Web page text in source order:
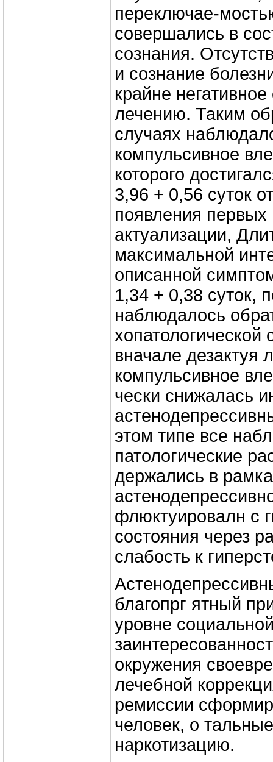
переключае-
совершались в
сознания.
и сознание
крайне
лечению. Таким
случаях
компульсивное
которого
3,96 + 0,56 суток
появления первых
актуализации,
максимальной
описанной
1,34 + 0,38 суток,
наблюдалось
хопатологической
вначале дезактуя
компульсивное
чески снижалась
этом типе все
патологические
держались в рамка
флюктуировалн с
состояния через
слабость к
благопрг ятный
уровне
окружения
лечебной
ремиссии
человек, о
наркотизацию.